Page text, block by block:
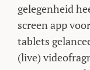
gelegenheid
screen app
tablets
(live)